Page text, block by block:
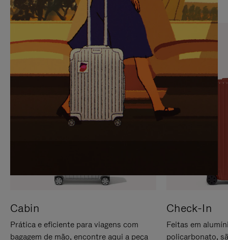
PARA
PAUSÁ-
LO
FAVOR,
CLIQUE
PARA
ATIVÁ-
LO
Cabin
Prática e eficiente para viagens com
bagagem de mão, encontre aqui a peça
Check-In
Feitas em
policarbonato,